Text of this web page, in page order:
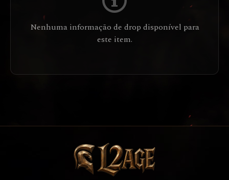
Nenhuma informação de drop disponível para
este item.